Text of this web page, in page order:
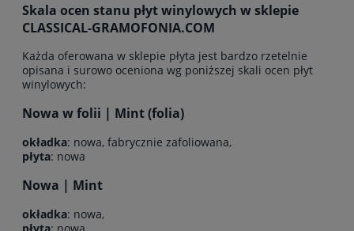
Skala ocen stanu płyt winylowych w sklepie
CLASSICAL-GRAMOFONIA.COM
Każda oferowana w sklepie płyta jest bardzo rzetelnie
opisana i surowo oceniona wg poniższej skali ocen płyt
winylowych:
Nowa w folii | Mint (folia)
okładka: nowa, fabrycznie zafoliowana,
płyta: nowa
Nowa | Mint
okładka: nowa,
płyta: nowa